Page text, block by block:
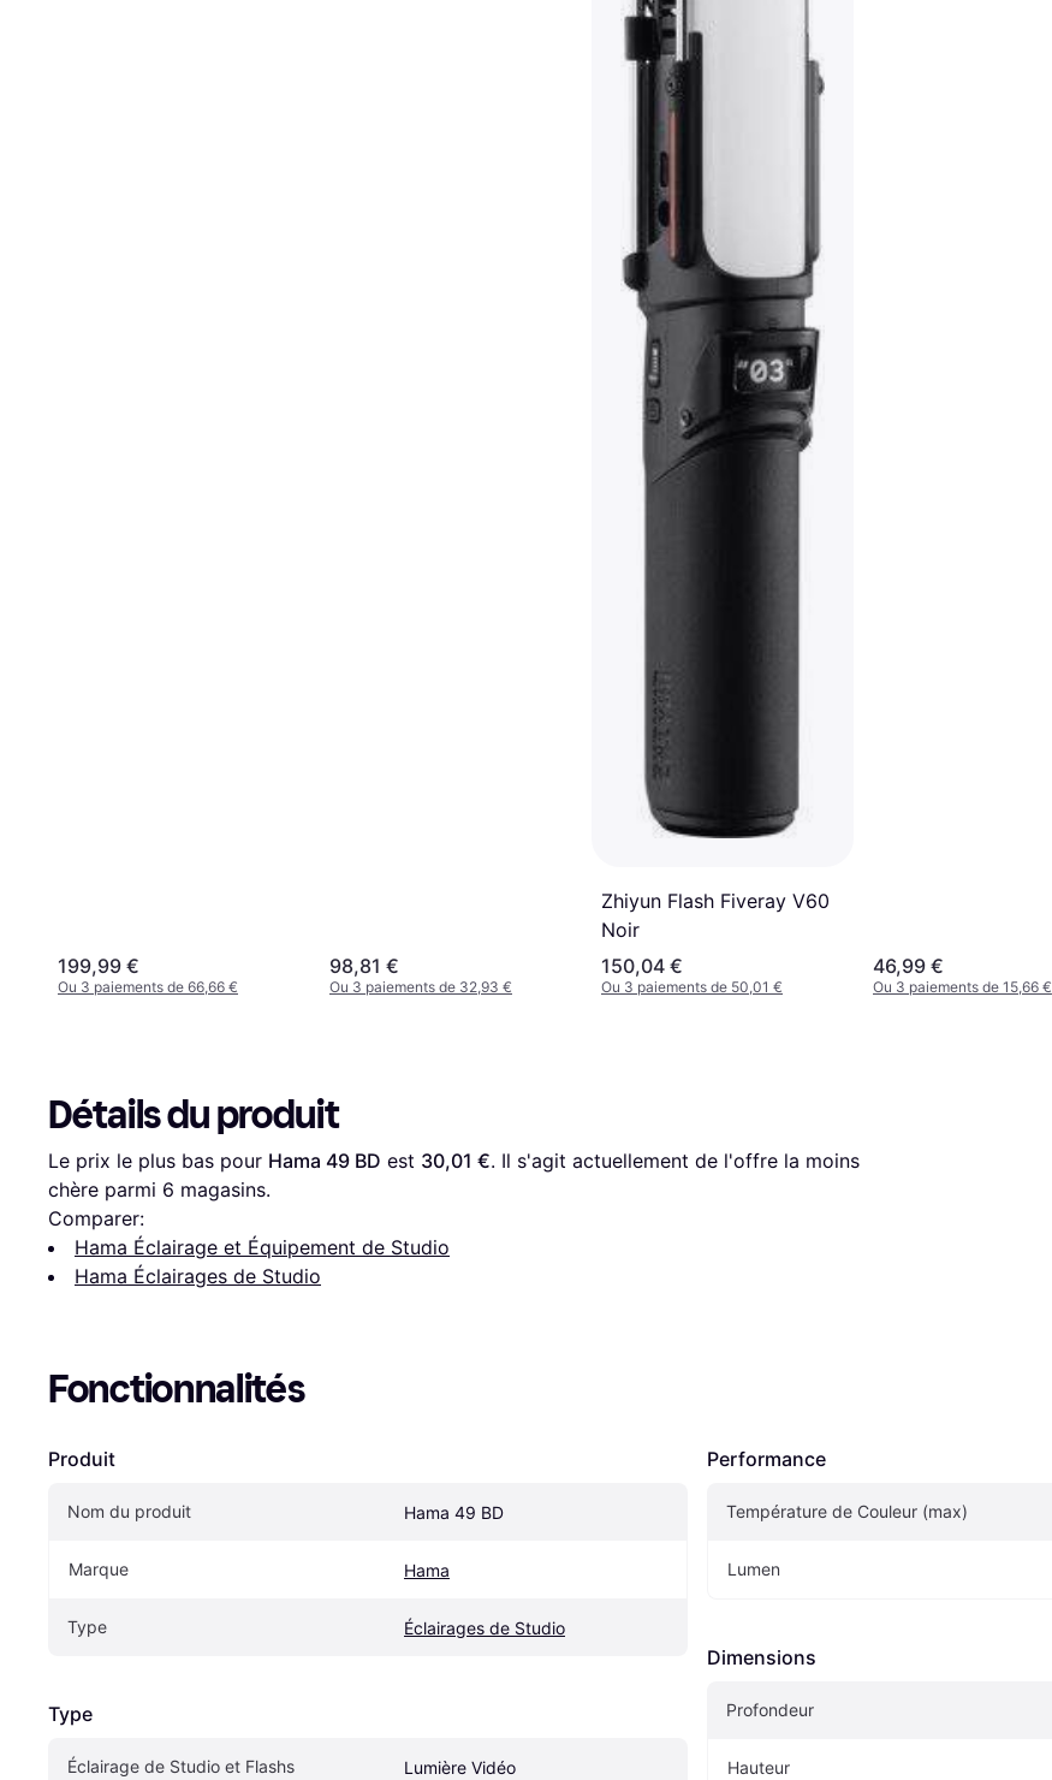
199,99 €
Ou 3 paiements de 66,66 €
98,81 €
Ou 3 paiements de 32,93 €
Zhiyun Flash Fiveray V60
Noir
150,04 €
Ou 3 paiements de 50,01 €
46,99 €
Ou 3 paiements de 15,66 €
Détails du produit
Le prix le plus bas pour Hama 49 BD est 30,01 €. Il s'agit actuellement de l'offre la moins
chère parmi 6 magasins.
Comparer:
Hama Éclairage et Équipement de Studio
Hama Éclairages de Studio
Fonctionnalités
Produit
Nom du produit Hama 49 BD
Marque Hama
Type Éclairages de Studio
Type
Éclairage de Studio et Flashs Lumière Vidéo
Performance
Température de Couleur (max)
Lumen
Dimensions
Profondeur
Hauteur